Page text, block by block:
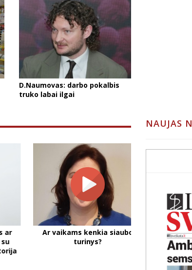
D.Naumovas: darbo pokalbis
truko labai ilgai
Ar vaikams kenkia siaubo
turinys?
Kūnas po
NAUJAS